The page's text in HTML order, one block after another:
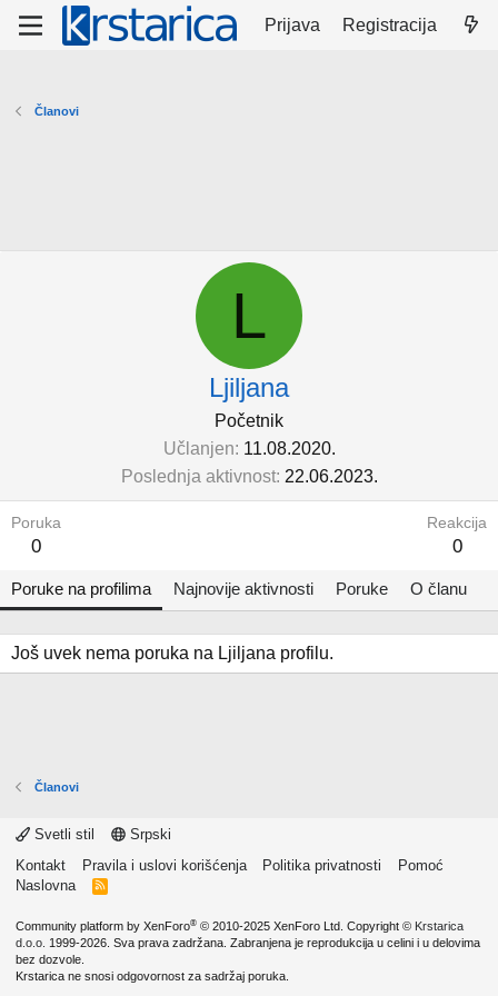
Prijava Registracija
Članovi
L
Ljiljana
Početnik
Učlanjen 11.08.2020.
Poslednja aktivnost 22.06.2023.
Poruka
0
Reakcija
0
Poruke na profilima Najnovije aktivnosti Poruke O članu
Još uvek nema poruka na Ljiljana profilu.
Članovi
Svetli stil
Srpski
Kontakt
Pravila i uslovi korišćenja Politika privatnosti
Pomoć
Naslovna
R
Community platform by XenForo® © 2010-2025 XenForo Ltd. Copyright © Krstarica
d.o.o. 1999-2026. Sva prava zadržana. Zabranjena je reprodukcija u celini i u delovima
bez dozvole.
Krstarica ne snosi odgovornost za sadržaj poruka.